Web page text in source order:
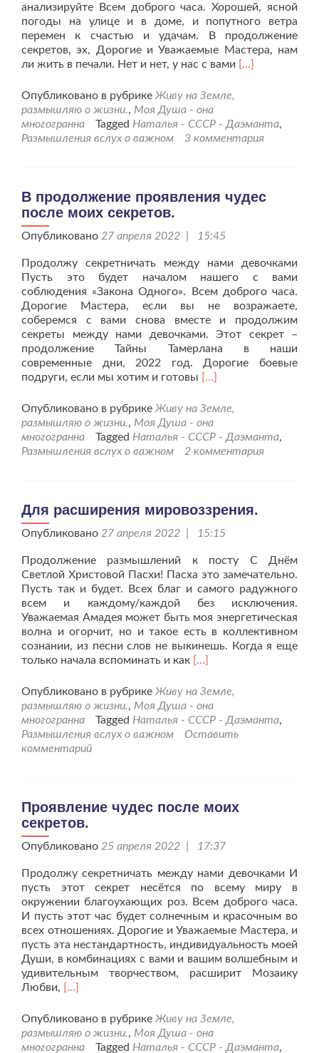
анализируйте Всем доброго часа. Хорошей, ясной
погоды на улице и в доме, и попутного ветра
перемен к счастью и удачам. В продолжение
секретов, эх, Дорогие и Уважаемые Мастера, нам
ли жить в печали. Нет и нет, у нас с вами Читать
Жизнь
есть
играй
в
[…]
Опубликовано в рубрике Живу на Земле,
размышляю о жизни., Моя Душа - она
многогранна
Tagged Наталья - СССР - Даэманта,
Размышления вслух о важном
3 комментария
В продолжение проявления чудес
после моих секретов.
Опубликовано 27 апреля 2022 | 15:45
Продолжу секретничать между нами девочками
Пусть это будет началом нашего с вами
соблюдения «Закона Одного». Всем доброго часа.
Дорогие Мастера, если вы не возражаете,
соберемся с вами снова вместе и продолжим
секреты между нами девочками. Этот секрет –
продолжение Тайны Тамерлана в наши
современные дни, 2022 год. Дорогие боевые
подруги, если мы хотим и готовы Читать
проВ
продолжение
проявления
чудес
[…]
Опубликовано в рубрике Живу на Земле,
размышляю о жизни., Моя Душа - она
многогранна
Tagged Наталья - СССР - Даэманта,
Размышления вслух о важном
2 комментария
Для расширения мировоззрения.
Опубликовано 27 апреля 2022 | 15:15
Продолжение размышлений к посту С Днём
Светлой Христовой Пасхи! Пасха это замечательно.
Пусть так и будет. Всех благ и самого радужного
всем и каждому/каждой без исключения.
Уважаемая Амадея может быть моя энергетическая
волна и огорчит, но и такое есть в коллективном
сознании, из песни слов не выкинешь. Когда я еще
только начала вспоминать и как Читать
проДля
расширения
мировоззрения.
[…]
Опубликовано в рубрике Живу на Земле,
размышляю о жизни., Моя Душа - она
многогранна
Tagged Наталья - СССР - Даэманта,
Размышления вслух о важном
Оставить
комментарий
Проявление чудес после моих
секретов.
Опубликовано 25 апреля 2022 | 17:37
Продолжу секретничать между нами девочками И
пусть этот секрет несётся по всему миру в
окружении благоухающих роз. Всем доброго часа.
И пусть этот час будет солнечным и красочным во
всех отношениях. Дорогие и Уважаемые Мастера, и
пусть эта нестандартность, индивидуальность моей
Души, в комбинациях с вами и вашим волшебным и
удивительным творчеством, расширит Мозаику
Любви, Читать
проПроявление
чудес
после
[…]
Опубликовано в рубрике Живу на Земле,
размышляю о жизни., Моя Душа - она
многогранна
Tagged Наталья - СССР - Даэманта,